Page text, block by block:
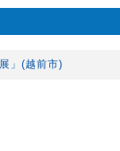
」(越前市)